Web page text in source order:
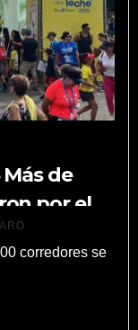
de
por el
corredores se